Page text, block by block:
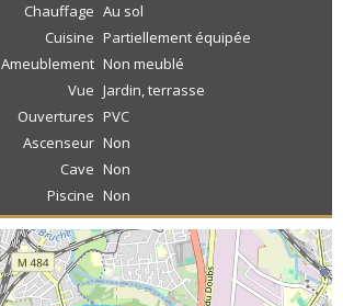
Chauffage Au sol
Cuisine Partiellement équipée
Ameublement Non meublé
Vue Jardin, terrasse
Ouvertures PVC
Ascenseur Non
Cave Non
Piscine Non